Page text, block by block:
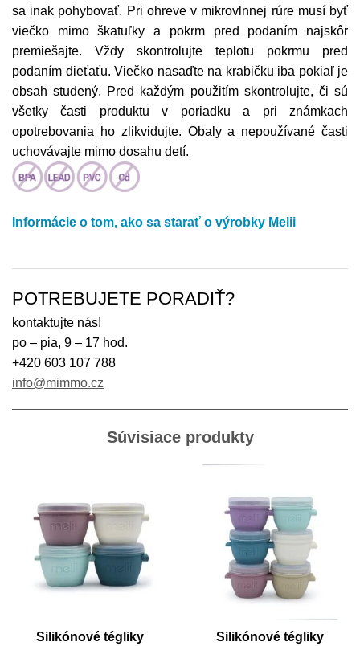
sa inak pohybovať. Pri ohreve v mikrovlnnej rúre musí byť
viečko mimo škatuľky a pokrm pred podaním najskôr
premiešajte. Vždy skontrolujte teplotu pokrmu pred
podaním dieťaťu. Viečko nasaďte na krabičku iba pokiaľ je
obsah studený. Pred každým použitím skontrolujte, či sú
všetky časti produktu v poriadku a pri známkach
opotrebovania ho zlikvidujte. Obaly a nepoužívané časti
uchovávajte mimo dosahu detí.
Informácie o tom, ako sa starať o výrobky Melii
POTREBUJETE PORADIŤ?
kontaktujte nás!
po – pia, 9 – 17 hod.
+420 603 107 788
info@mimmo.cz
Súvisiace produkty
Silikónové tégliky
Silikónové tégliky